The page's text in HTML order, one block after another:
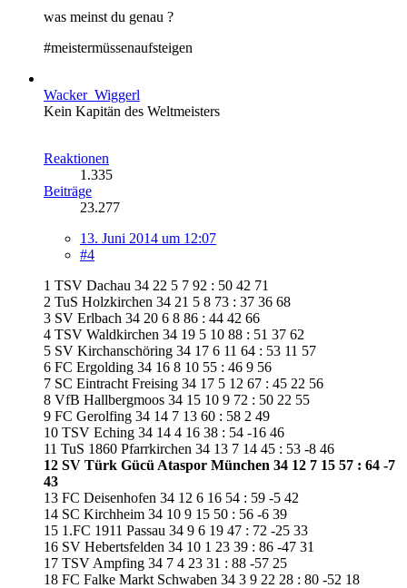
was meinst du genau ?
#meistermüssenaufsteigen
Wacker_Wiggerl
Kein Kapitän des Weltmeisters
Reaktionen
1.335
Beiträge
23.277
13. Juni 2014 um 12:07
#4
1 TSV Dachau 34 22 5 7 92 : 50 42 71
2 TuS Holzkirchen 34 21 5 8 73 : 37 36 68
3 SV Erlbach 34 20 6 8 86 : 44 42 66
4 TSV Waldkirchen 34 19 5 10 88 : 51 37 62
5 SV Kirchanschöring 34 17 6 11 64 : 53 11 57
6 FC Ergolding 34 16 8 10 55 : 46 9 56
7 SC Eintracht Freising 34 17 5 12 67 : 45 22 56
8 VfB Hallbergmoos 34 15 10 9 72 : 50 22 55
9 FC Gerolfing 34 14 7 13 60 : 58 2 49
10 TSV Eching 34 14 4 16 38 : 54 -16 46
11 TuS 1860 Pfarrkirchen 34 13 7 14 45 : 53 -8 46
12 SV Türk Gücü Ataspor München 34 12 7 15 57 : 64 -7
43
13 FC Deisenhofen 34 12 6 16 54 : 59 -5 42
14 SC Kirchheim 34 10 9 15 50 : 56 -6 39
15 1.FC 1911 Passau 34 9 6 19 47 : 72 -25 33
16 SV Hebertsfelden 34 10 1 23 39 : 86 -47 31
17 TSV Ampfing 34 7 4 23 31 : 88 -57 25
18 FC Falke Markt Schwaben 34 3 9 22 28 : 80 -52 18